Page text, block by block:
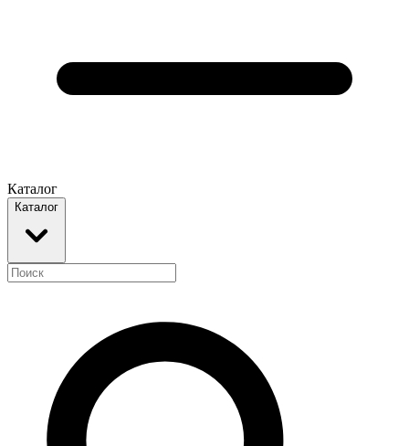
Каталог
Каталог